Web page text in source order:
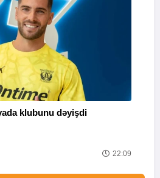
klubunu dəyişdi
22:09